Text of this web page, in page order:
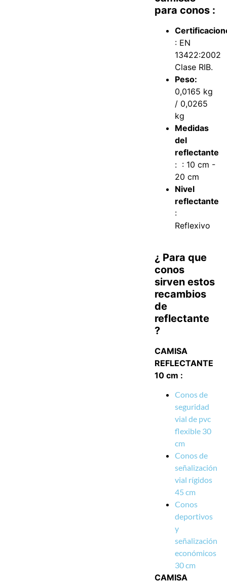
para conos :
: EN
13422:2002
Clase RIB.
Peso:
0,0165 kg
/ 0,0265
kg
Medidas
del
reflectante
: : 10 cm -
20 cm
Nivel
reflectante
:
Reflexivo
¿ Para que
conos
sirven estos
recambios
de
reflectante
?
CAMISA
REFLECTANTE
10 cm :
Conos de
seguridad
vial de pvc
flexible 30
cm
Conos de
señalización
vial rígidos
45 cm
Conos
deportivos
y
señalización
económicos
30 cm
CAMISA